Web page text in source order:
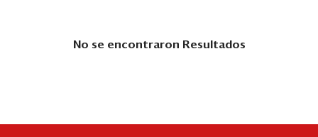
¿Qué está pasando?
No se encontraron Resultados